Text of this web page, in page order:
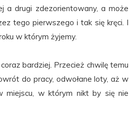
a drugi zdezorientowany, a może
tego pierwszego i tak się kręci. I
w którym żyjemy.
bardziej. Przecież chwilę temu
do pracy, odwołane loty, aż w
miejscu, w którym nikt by się nie